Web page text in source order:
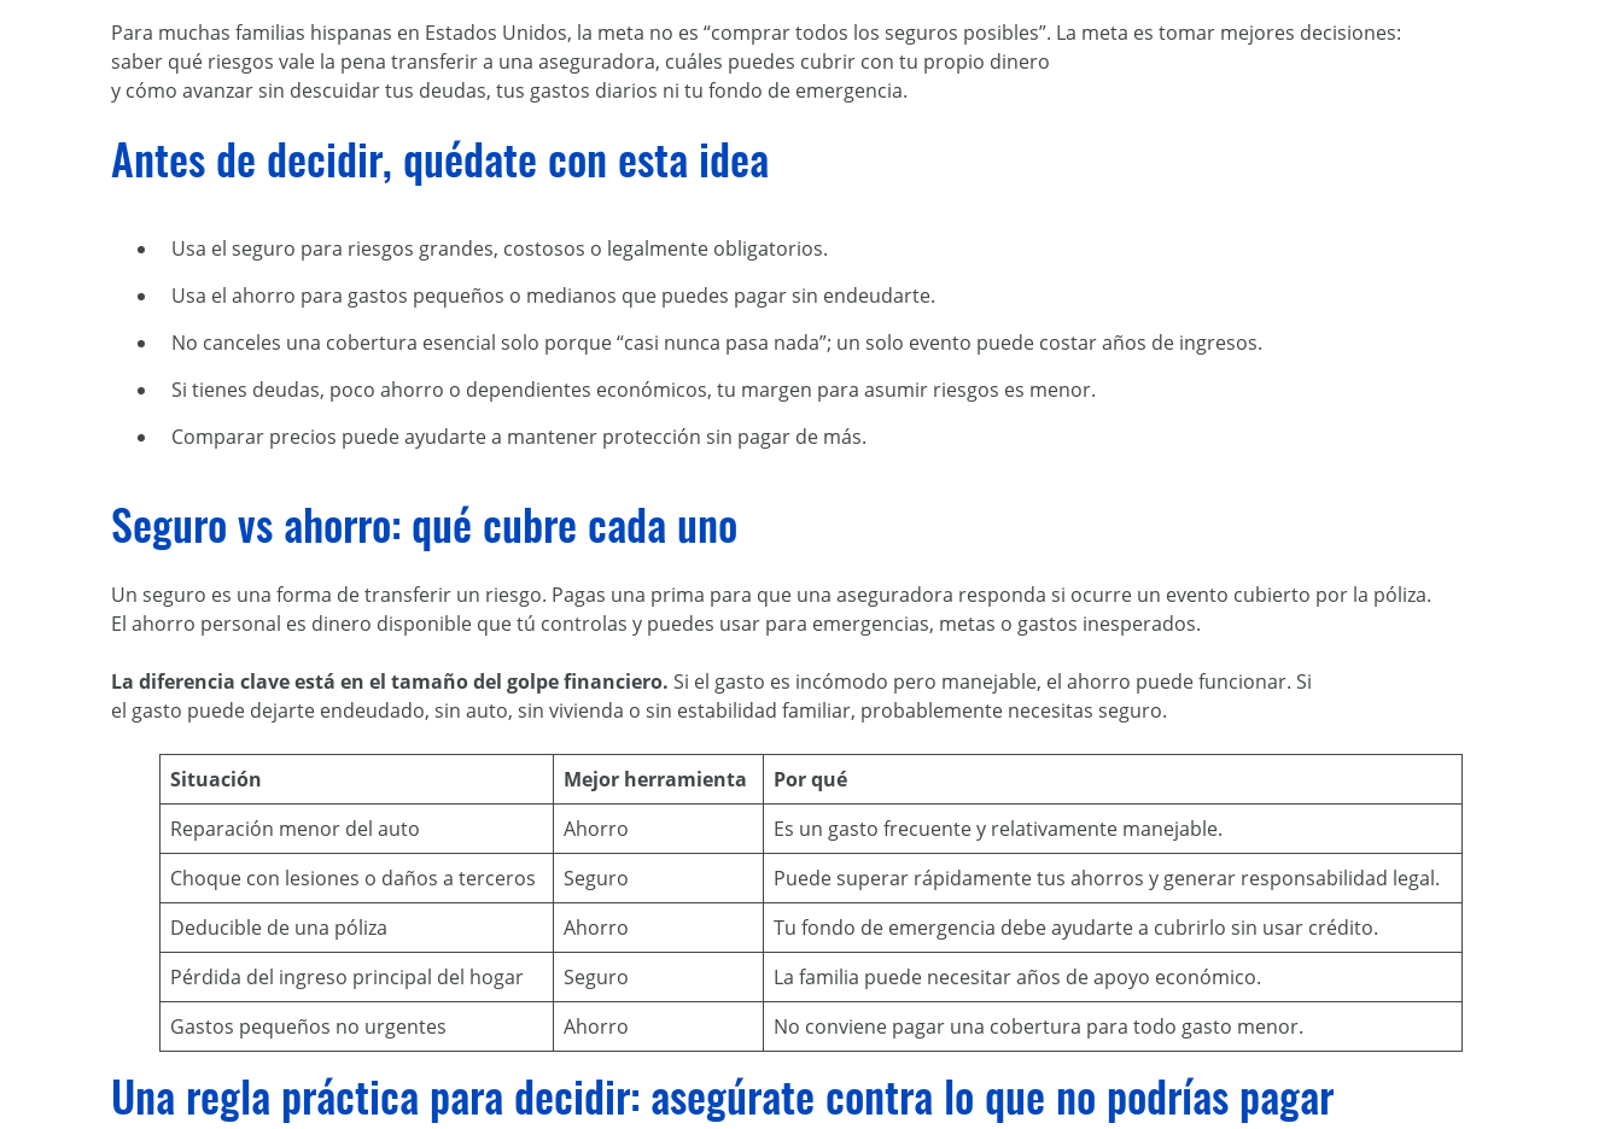
Para muchas familias hispanas en Estados Unidos, la meta no es “comprar todos los seguros posibles”. La meta es tomar mejores decisiones:
saber qué riesgos vale la pena transferir a una aseguradora, cuáles puedes cubrir con tu propio dinero
y cómo avanzar sin descuidar tus deudas, tus gastos diarios ni tu fondo de emergencia.
Antes de decidir, quédate con esta idea
Usa el seguro para riesgos grandes, costosos o legalmente obligatorios.
Usa el ahorro para gastos pequeños o medianos que puedes pagar sin endeudarte.
No canceles una cobertura esencial solo porque “casi nunca pasa nada”; un solo evento puede costar años de ingresos.
Si tienes deudas, poco ahorro o dependientes económicos, tu margen para asumir riesgos es menor.
Comparar precios puede ayudarte a mantener protección sin pagar de más.
Seguro vs ahorro: qué cubre cada uno
Un seguro es una forma de transferir un riesgo. Pagas una prima para que una aseguradora responda si ocurre un evento cubierto por la póliza.
El ahorro personal es dinero disponible que tú controlas y puedes usar para emergencias, metas o gastos inesperados.
La diferencia clave está en el tamaño del golpe financiero. Si el gasto es incómodo pero manejable, el ahorro puede funcionar. Si
el gasto puede dejarte endeudado, sin auto, sin vivienda o sin estabilidad familiar, probablemente necesitas seguro.
Situación Mejor herramienta
Por qué
Reparación menor del auto
Ahorro
Es un gasto frecuente y relativamente manejable.
Choque con lesiones o daños a terceros
Seguro
Puede superar rápidamente tus ahorros y generar responsabilidad legal.
Deducible de una póliza
Ahorro
Tu fondo de emergencia debe ayudarte a cubrirlo sin usar crédito.
Pérdida del ingreso principal del hogar
Seguro
La familia puede necesitar años de apoyo económico.
Gastos pequeños no urgentes
Ahorro No conviene pagar una cobertura para todo gasto menor.
Una regla práctica para decidir: asegúrate contra lo que no podrías pagar